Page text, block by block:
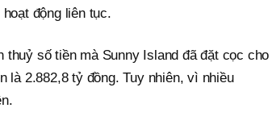
động liên tục.
số tiền mà Sunny Island đã đặt cọc cho
là 2.882,8 tỷ đồng. Tuy nhiên, vì nhiều